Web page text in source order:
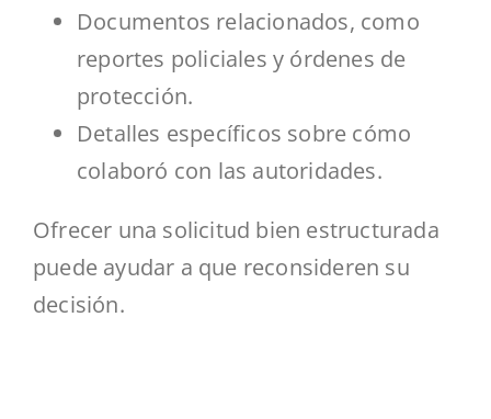
Documentos relacionados, como
reportes policiales y órdenes de
protección.
Detalles específicos sobre cómo
colaboró con las autoridades.
Ofrecer una solicitud bien estructurada
puede ayudar a que reconsideren su
decisión.